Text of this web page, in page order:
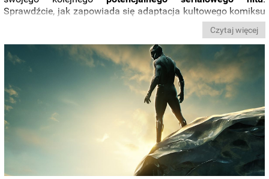
Sprawdźcie, jak zapowiada się adaptacja kultowego komiksu
Czytaj więcej